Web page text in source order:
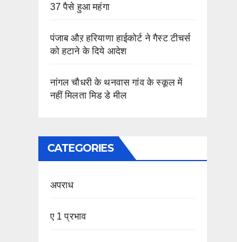
37 पैसे हुआ महंगा
पंजाब औऱ हरियाणा हाईकोर्ट ने गैस्ट टीचर्स
को हटाने के दिये आदेश
नांगल चौधरी के थनवास गांव के स्कूल में
नहीं मिलता मिड डे मील
CATEGORIES
अपराध
ए 1 प्रभाव